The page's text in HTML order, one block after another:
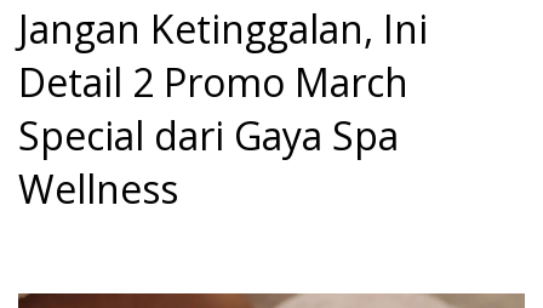
Jangan Ketinggalan, Ini
Detail 2 Promo March
Special dari Gaya Spa
Wellness